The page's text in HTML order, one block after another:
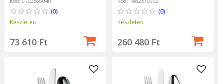
(0)
Készleten
73 610 Ft
(0)
Készleten
260 480 Ft